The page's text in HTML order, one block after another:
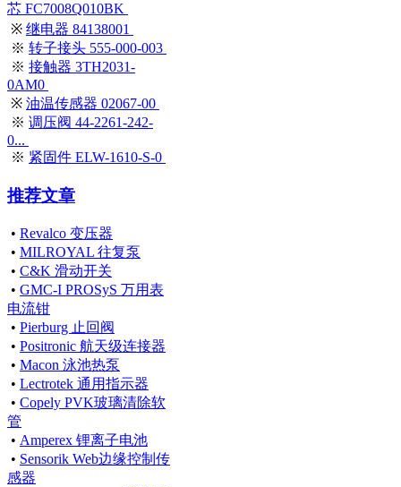
芯 FC7008Q010BK
※ 继电器 84138001
※ 转子接头 555-000-003
※ 接触器 3TH2031-
0AM0
※ 油温传感器 02067-00
※ 调压阀 44-2261-242-
0...
※ 紧固件 ELW-1610-S-0
推荐文章
• Revalco 变压器
• MILROYAL 往复泵
• C&K 滑动开关
• GMC-I PROSyS 万用表
电流钳
• Pierburg 止回阀
• Positronic 航天级连接器
• Macon 泳池热泵
• Lectrotek 通用指示器
• Copely PVK玻璃清除软
管
• Amperex 锂离子电池
• Sensorik Web边缘控制传
感器